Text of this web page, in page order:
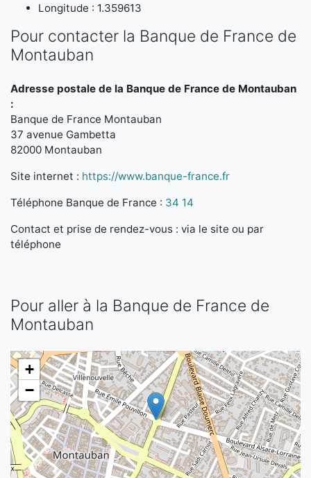
Longitude : 1.359613
Pour contacter la Banque de France de
Montauban
Adresse postale de la Banque de France de Montauban
:
Banque de France Montauban
37 avenue Gambetta
82000 Montauban
Site internet : https://www.banque-france.fr
Téléphone Banque de France : 34 14
Contact et prise de rendez-vous : via le site ou par
téléphone
Pour aller à la Banque de France de
Montauban
+
−